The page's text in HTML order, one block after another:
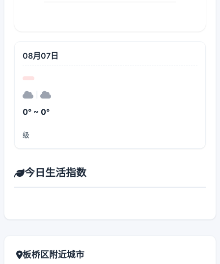
08月07日
0° ~ 0°
级
今日生活指数
板桥区附近城市